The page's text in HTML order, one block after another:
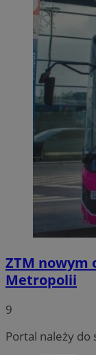
ZTM nowym
Metropolii
9
Portal należy do